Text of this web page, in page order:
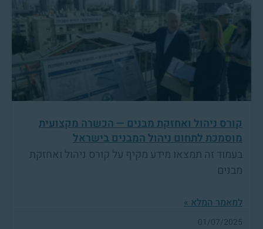
קורס ניהול ואחזקת מבנים — הכשרה מקצועית
מוסמכת לתחום ניהול המבנים בישראל
בעמוד זה תמצאו מידע מקיף על קורס ניהול ואחזקת
מבנים
למאמר המלא »
01/07/2025